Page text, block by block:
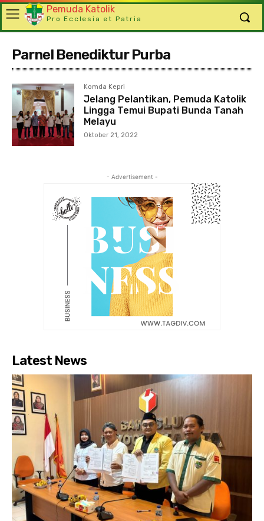
Pemuda Katolik
Pro Ecclesia et Patria
Parnel Benediktur Purba
Komda Kepri
Jelang Pelantikan, Pemuda Katolik
Lingga Temui Bupati Bunda Tanah
Melayu
Oktober 21, 2022
- Advertisement -
Latest News